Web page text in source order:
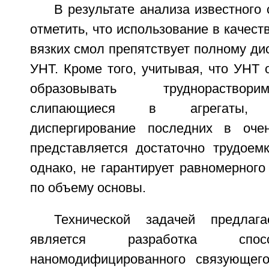
В результате анализа
отметить, что использование в
вязких смол препятствует полному
УНТ. Кроме того, учитывая, что УНТ
образовывать
слипающиеся в агрегаты,
диспергирование последних в
представляется достаточно
однако, не гарантирует
по объему основы.
Технической задачей
является разработка
наномодифицированного